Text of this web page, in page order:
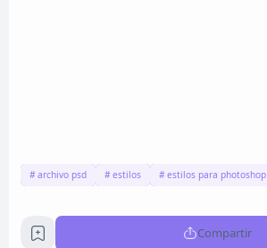
archivo psd estilos estilos para photoshop
Compartir